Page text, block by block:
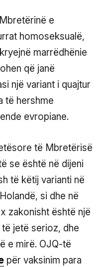
e
homoseksualë,
marrëdhënie
që janë
një variant i quajtur
të hershme
evropiane.
të Mbretërisë
se është në dijeni
të këtij varianti në
si dhe në
zakonisht është një
jetë serioz, dhe
e mirë. OJQ-të
për vaksinim para